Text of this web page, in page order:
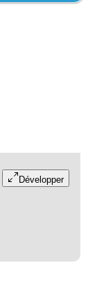
Développer